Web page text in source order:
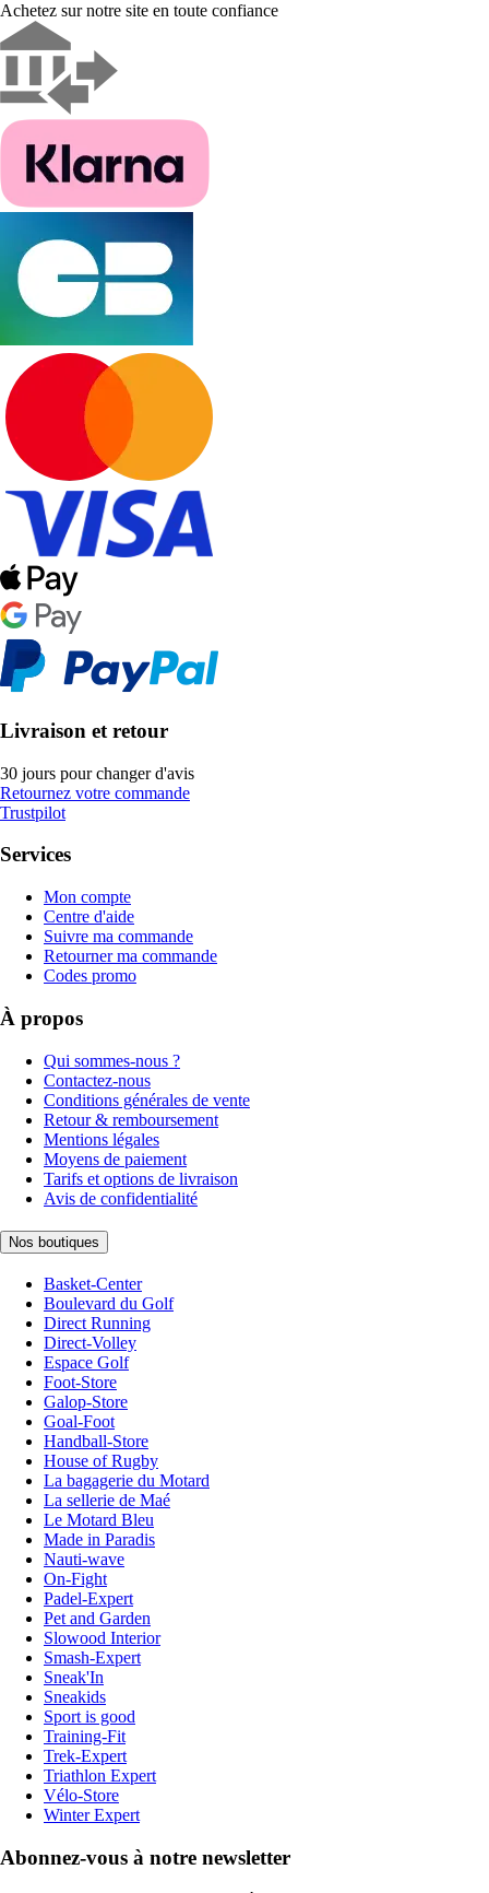
Achetez sur notre site en toute confiance
Livraison et retour
30 jours pour changer d'avis
Retournez votre commande
Trustpilot
Services
Mon compte
Centre d'aide
Suivre ma commande
Retourner ma commande
Codes promo
À propos
Qui sommes-nous ?
Contactez-nous
Conditions générales de vente
Retour & remboursement
Mentions légales
Moyens de paiement
Tarifs et options de livraison
Avis de confidentialité
Nos boutiques
Basket-Center
Boulevard du Golf
Direct Running
Direct-Volley
Espace Golf
Foot-Store
Galop-Store
Goal-Foot
Handball-Store
House of Rugby
La bagagerie du Motard
La sellerie de Maé
Le Motard Bleu
Made in Paradis
Nauti-wave
On-Fight
Padel-Expert
Pet and Garden
Slowood Interior
Smash-Expert
Sneak'In
Sneakids
Sport is good
Training-Fit
Trek-Expert
Triathlon Expert
Vélo-Store
Winter Expert
Abonnez-vous à notre newsletter